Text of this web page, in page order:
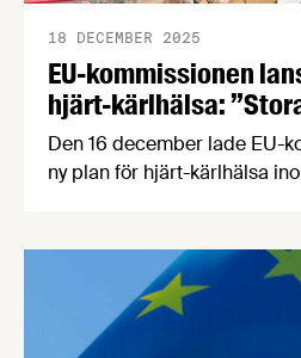
EU-kommissionen
hjärt-kärlhälsa:
18 DECEMBER 2025
Den 16 december lade EU-
ny plan för hjärt-kärlhälsa
matvanor, användningen av
”ultraprocessat” och
om hur livsmedelsindustrin
förutsättningar att utöka sitt